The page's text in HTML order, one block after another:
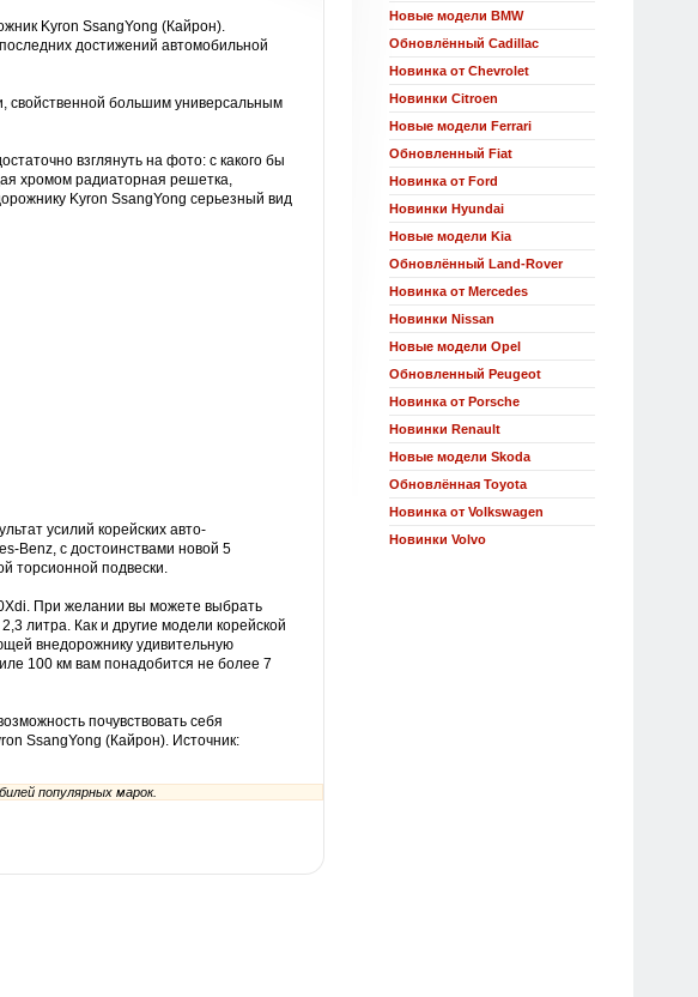
Kyron SsangYong (Кайрон).
достижений автомобильной
свойственной большим универсальным
взглянуть на фото: с какого бы
хромом радиаторная решетка,
Kyron SsangYong серьезный вид
усилий корейских авто-
Benz, с достоинствами новой 5
торсионной подвески.
При желании вы можете выбрать
литра. Как и другие модели корейской
внедорожнику удивительную
100 км вам понадобится не более 7
почувствовать себя
SsangYong (Кайрон).Источник:
популярных марок.
Новые модели BMW
Обновлённый Cadillac
Новинка от Chevrolet
Новинки Citroen
Новые модели Ferrari
Обновленный Fiat
Новинка от Ford
Новинки Hyundai
Новые модели Kia
Обновлённый Land-Rover
Новинка от Mercedes
Новинки Nissan
Новые модели Opel
Обновленный Peugeot
Новинка от Porsche
Новинки Renault
Новые модели Skoda
Обновлённая Toyota
Новинка от Volkswagen
Новинки Volvo